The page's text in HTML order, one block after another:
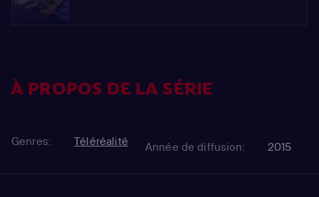
À PROPOS DE LA SÉRIE
Genres: Téléréalité Année de diffusion: 2015